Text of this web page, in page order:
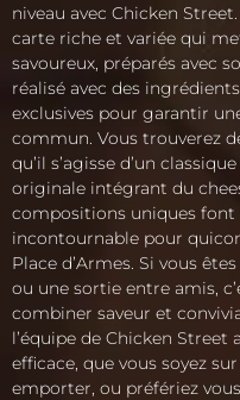
niveau avec Chicken
carte riche et variée qui
savoureux, préparés avec
réalisé avec des
exclusives pour garantir
commun. Vous trouverez
qu’il s’agisse d’un
originale intégrant du
compositions uniques font
incontournable pour
Place d’Armes. Si vous
ou une sortie entre amis,
combiner saveur et
l’équipe de Chicken Street
efficace, que vous soyez
emporter, ou préfériez